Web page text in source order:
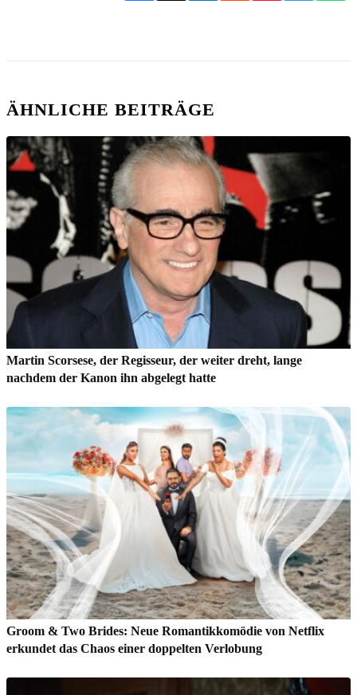
ÄHNLICHE BEITRÄGE
Martin Scorsese, der Regisseur, der weiter dreht, lange
nachdem der Kanon ihn abgelegt hatte
Groom & Two Brides: Neue Romantikkomödie von Netflix
erkundet das Chaos einer doppelten Verlobung